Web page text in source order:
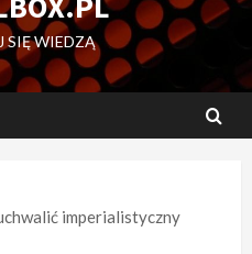
SIĘ WIEDZĄ
imperialistyczny